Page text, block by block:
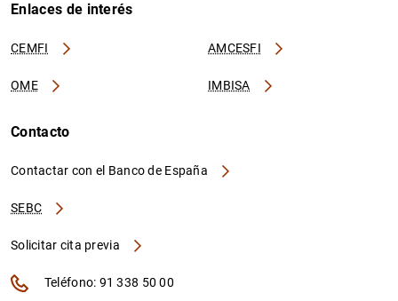
Enlaces de interés
CEMFI AMCESFI
OME IMBISA
Contacto
Contactar con el Banco de España
SEBC
Solicitar cita previa
Teléfono: 91 338 50 00